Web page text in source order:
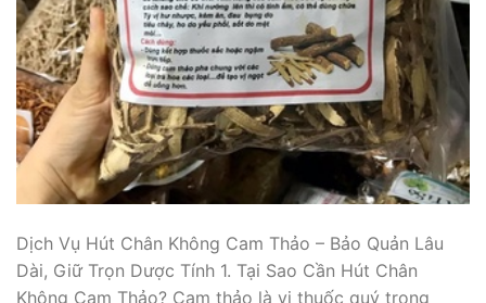
Dịch Vụ Hút Chân Không Cam Thảo – Bảo Quản Lâu
Dài, Giữ Trọn Dược Tính 1. Tại Sao Cần Hút Chân
Không Cam Thảo? Cam thảo là vị thuốc quý trong